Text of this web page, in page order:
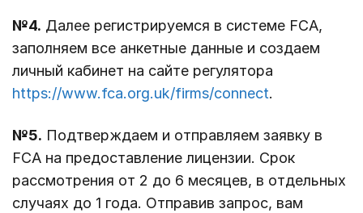
№4. Далее регистрируемся в системе FCA,
заполняем все анкетные данные и создаем
личный кабинет на сайте регулятора
https://www.fca.org.uk/firms/connect.
№5. Подтверждаем и отправляем заявку в
FCA на предоставление лицензии. Срок
рассмотрения от 2 до 6 месяцев, в отдельных
случаях до 1 года. Отправив запрос, вам